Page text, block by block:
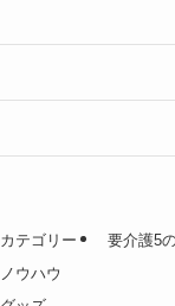
カテゴリー
ノウハウ
要介護5